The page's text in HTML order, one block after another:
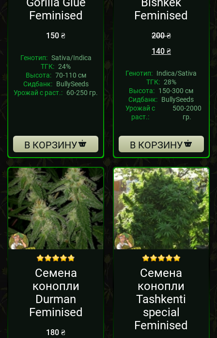
Feminised
150₴
Генотип: Sativa/Indica
ТГК: 24%
Высота: 70-110 см
Сидбанк: BullySeeds
Урожай с раст.: 60-250 гр.
В КОРЗИНУ
Feminised
200₴
140 ₴
Генотип: Indica/Sativa
ТГК: 28%
Высота: 150-300 см
Сидбанк: BullySeeds
Урожай с
раст.:
500-2000
гр.
В КОРЗИНУ
Семена
конопли
Durman
Feminised
180₴
Семена
конопли
Tashkenti
special
Feminised